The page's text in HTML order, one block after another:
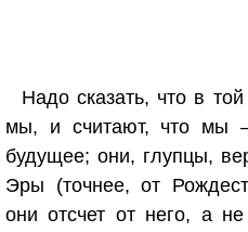
Надо сказать, что в
мы, и считают, что мы
будущее; они, глупцы,
Эры (точнее, от
они отсчет от него, а